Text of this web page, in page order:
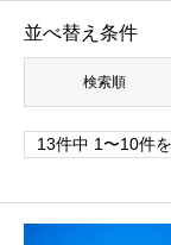
並べ替え条件
検索順
13件中 1〜10件